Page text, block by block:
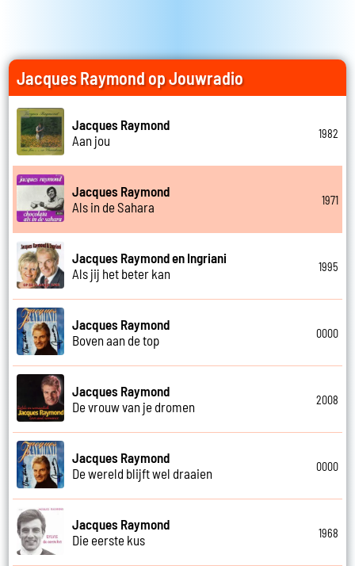
Jacques Raymond op Jouwradio
Jacques Raymond
Aan jou
1982
Jacques Raymond
Als in de Sahara
1971
Jacques Raymond en Ingriani
Als jij het beter kan
1995
Jacques Raymond
Boven aan de top
0000
Jacques Raymond
De vrouw van je dromen
2008
Jacques Raymond
De wereld blijft wel draaien
0000
Jacques Raymond
Die eerste kus
1968